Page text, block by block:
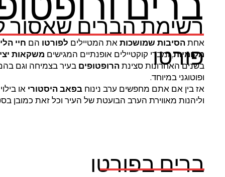
רשימת הברים שאסור
פורטו
אחתהסיבות שמושכותאת המטיילים לפורטו הם חיי
מקומיות, ומברי קוקטיילים אופנתיים המגישים משקאות
בשנים האחרונות סצינתהרופטופים בעיר בצמיחה וגם
ופוטוגני במיוחד.
אז בין אם אתם מחפשים ערב נינוח בפאב היסטורי או
וליהנות מאווירת הערב הבועטת של העיר וכל זאת כמובן
ברים בפורטו